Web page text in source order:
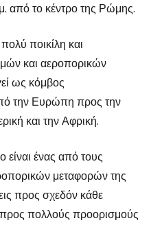
από το κέντρο της Ρώμης.
ποικίλη και
και αεροπορικών
ως κόμβος
την Ευρώπη προς την
και την Αφρική.
είναι ένας από τους
μεταφορών της
προς σχεδόν κάθε
πολλούς προορισμούς